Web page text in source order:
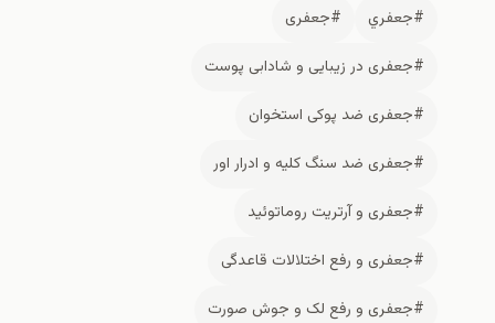
#جعفری
#جعفری در زیبایی و شادابی پوست
#جعفری ضد پوکی استخوان
#جعفری ضد سنگ کلیه و ادرار اور
#جعفری و آرتریت روماتوئید
#جعفری و رفع اختلالات قاعدگی
#جعفری و رفع لک و جوش صورت